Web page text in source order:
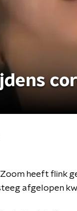
heeft flink
afgelopen